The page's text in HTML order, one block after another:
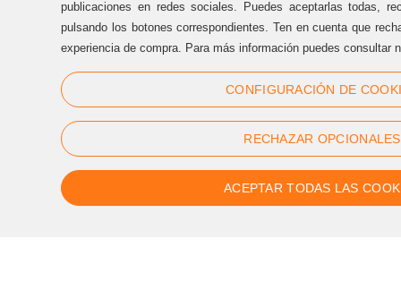
info@sternalia.com
Dill-Dij de 9:00h a 17:00h
Div de 9:00h a 17:00h
publicaciones en redes sociales. Puedes aceptarlas todas,
pulsando los botones correspondientes. Ten en cuenta que
experiencia de compra. Para más información puedes consultar
CONFIGURACIÓN DE
RECHAZAR OPCIONALES
ACEPTAR TODAS LAS